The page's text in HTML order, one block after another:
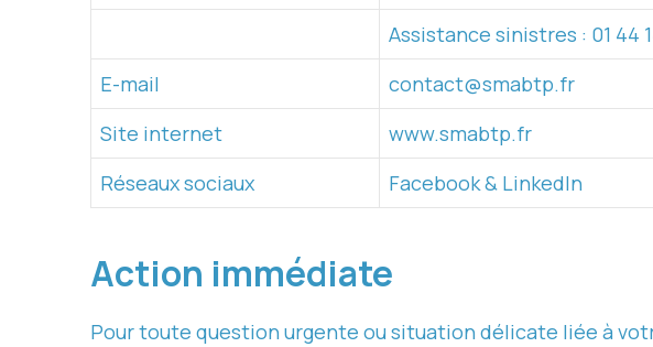
Assistance sinistres : 01 44
E-mail
contact@smabtp.fr
Site internet
www.smabtp.fr
Réseaux sociaux
Facebook & LinkedIn
Action immédiate
Pour toute question urgente ou situation délicate liée à